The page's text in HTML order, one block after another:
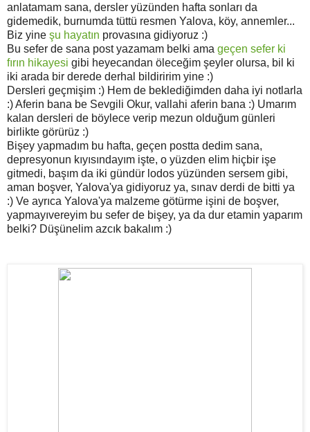
anlatamam sana, dersler yüzünden hafta sonları da
gidemedik, burnumda tüttü resmen Yalova, köy, annemler...
Biz yine şu hayatın provasına gidiyoruz :)
Bu sefer de sana post yazamam belki ama geçen sefer ki
fırın hikayesi gibi heyecandan öleceğim şeyler olursa, bil ki
iki arada bir derede derhal bildiririm yine :)
Dersleri geçmişim :) Hem de beklediğimden daha iyi notlarla
:) Aferin bana be Sevgili Okur, vallahi aferin bana :) Umarım
kalan dersleri de böylece verip mezun olduğum günleri
birlikte görürüz :)
Bişey yapmadım bu hafta, geçen postta dedim sana,
depresyonun kıyısındayım işte, o yüzden elim hiçbir işe
gitmedi, başım da iki gündür lodos yüzünden sersem gibi,
aman boşver, Yalova'ya gidiyoruz ya, sınav derdi de bitti ya
:) Ve ayrıca Yalova'ya malzeme götürme işini de boşver,
yapmayıvereyim bu sefer de bişey, ya da dur etamin yaparım
belki? Düşünelim azcık bakalım :)